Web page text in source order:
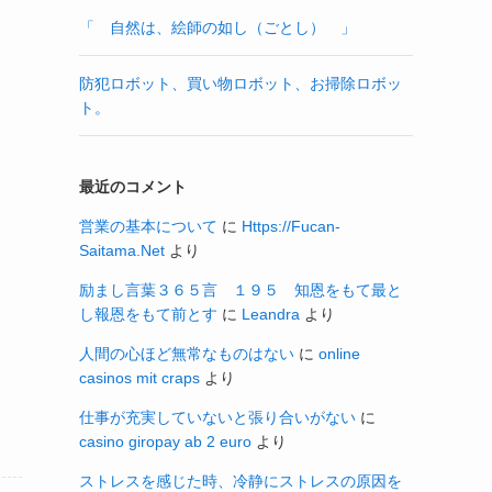
「 自然は、絵師の如し（ごとし） 」
防犯ロボット、買い物ロボット、お掃除ロボッ
ト。
最近のコメント
営業の基本について に Https://Fucan-
Saitama.Net より
励まし言葉３６５言 １９５ 知恩をもて最と
し報恩をもて前とす に Leandra より
人間の心ほど無常なものはない に online
casinos mit craps より
仕事が充実していないと張り合いがない に
casino giropay ab 2 euro より
ストレスを感じた時、冷静にストレスの原因を